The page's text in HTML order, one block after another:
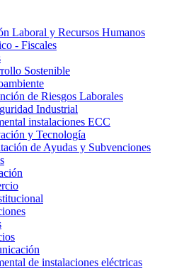
Laboral y Recursos Humanos
- Fiscales
Sostenible
de Riesgos Laborales
Industrial
instalaciones ECC
y Tecnología
de Ayudas y Subvenciones
de instalaciones eléctricas